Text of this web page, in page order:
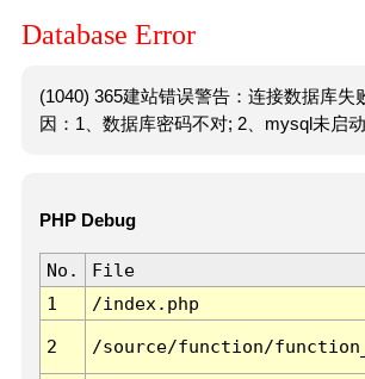
Database Error
(1040) 365建站错误警告：连接数据库失
因：1、数据库密码不对; 2、mysql未启动
PHP Debug
No. File
1
/index.php
2 /source/function/